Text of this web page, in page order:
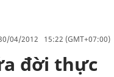
04/2012 15:22 (GMT+07:00)
đời thực